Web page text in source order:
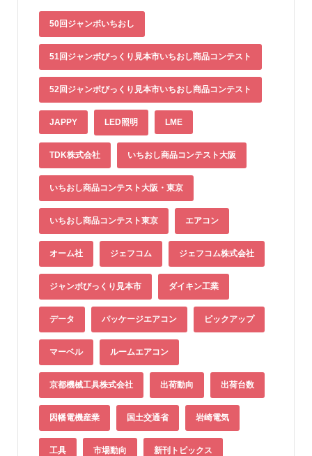
50回ジャンボいちおし
51回ジャンボびっくり見本市いちおし商品コンテスト
52回ジャンボびっくり見本市いちおし商品コンテスト
JAPPY LED照明 LME
TDK株式会社 いちおし商品コンテスト大阪
いちおし商品コンテスト大阪・東京
いちおし商品コンテスト東京 エアコン
オーム社 ジェフコム ジェフコム株式会社
ジャンボびっくり見本市 ダイキン工業
データ パッケージエアコン ピックアップ
マーベル ルームエアコン
京都機械工具株式会社 出荷動向 出荷台数
因幡電機産業 国土交通省 岩崎電気
工具 市場動向 新刊トピックス